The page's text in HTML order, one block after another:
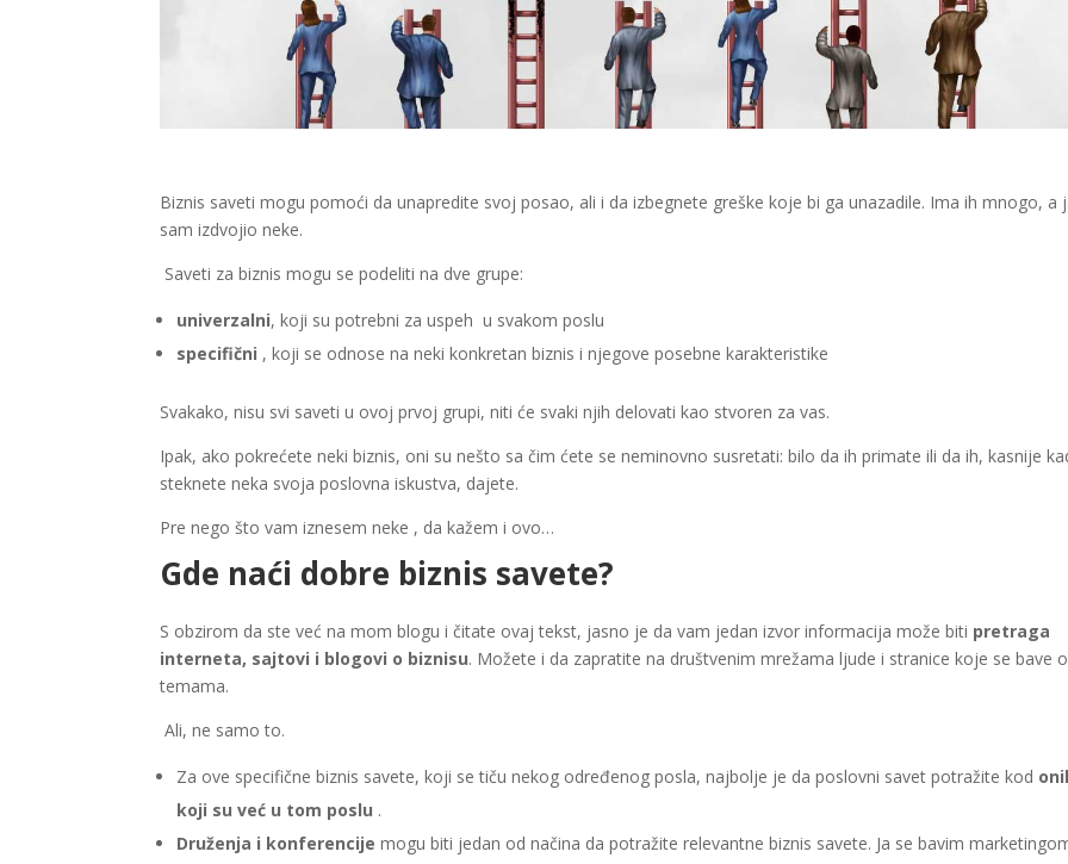
Biznis saveti mogu pomoći da unapredite svoj posao, ali i da izbegnete greške koje bi ga unazadile. Ima ih mnogo, a
sam izdvojio neke.
Saveti za biznis mogu se podeliti na dve grupe:
univerzalni, koji su potrebni za uspeh u svakom poslu
specifični , koji se odnose na neki konkretan biznis i njegove posebne karakteristike
Svakako, nisu svi saveti u ovoj prvoj grupi, niti će svaki njih delovati kao stvoren za vas.
Ipak, ako pokrećete neki biznis, oni su nešto sa čim ćete se neminovno susretati: bilo da ih primate ili da ih, kasnije
steknete neka svoja poslovna iskustva, dajete.
Pre nego što vam iznesem neke , da kažem i ovo…
Gde naći dobre biznis savete?
S obzirom da ste već na mom blogu i čitate ovaj tekst, jasno je da vam jedan izvor informacija može biti pretraga
interneta, sajtovi i blogovi o biznisu. Možete i da zapratite na društvenim mrežama ljude i stranice koje se bave
temama.
Ali, ne samo to.
Za ove specifične biznis savete, koji se tiču nekog određenog posla, najbolje je da poslovni savet potražite kod
koji su već u tom poslu .
Druženja i konferencije mogu biti jedan od načina da potražite relevantne biznis savete. Ja se bavim